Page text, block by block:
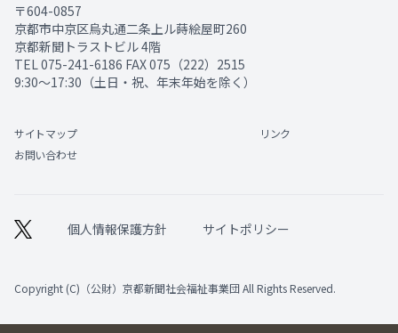
〒604-0857
京都市中京区烏丸通二条上ル蒔絵屋町260
京都新聞トラストビル 4階
TEL075-241-6186 FAX 075（222）2515
9:30～17:30（土日・祝、年末年始を除く）
サイトマップ
リンク
お問い合わせ
個人情報保護方針 サイトポリシー
Copyright (C)（公財）京都新聞社会福祉事業団 All Rights Reserved.